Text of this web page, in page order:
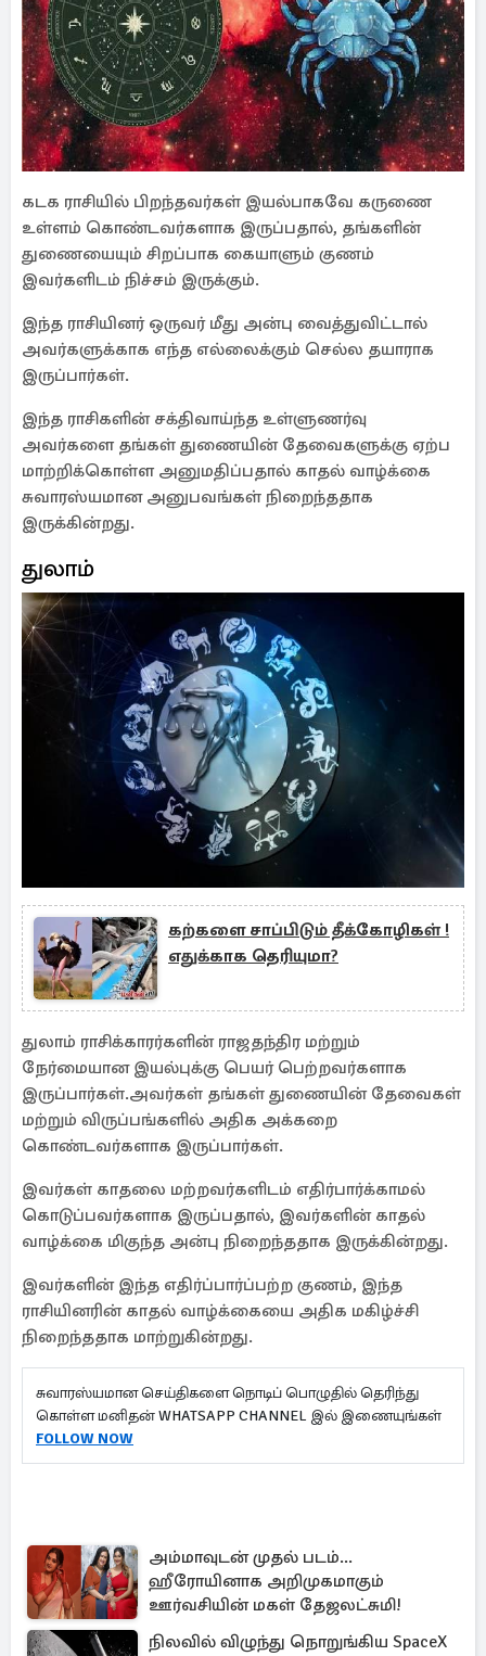
கடக ராசியில் பிறந்தவர்கள் இயல்பாகவே கருணை
உள்ளம் கொண்டவர்களாக இருப்பதால், தங்களின்
துணையையும் சிறப்பாக கையாளும் குணம்
இவர்களிடம் நிச்சம் இருக்கும்.
இந்த ராசியினர் ஒருவர் மீது அன்பு வைத்துவிட்டால்
அவர்களுக்காக எந்த எல்லைக்கும் செல்ல தயாராக
இருப்பார்கள்.
இந்த ராசிகளின் சக்திவாய்ந்த உள்ளுணர்வு
அவர்களை தங்கள் துணையின் தேவைகளுக்கு ஏற்ப
மாற்றிக்கொள்ள அனுமதிப்பதால் காதல் வாழ்க்கை
சுவாரஸ்யமான அனுபவங்கள் நிறைந்ததாக
இருக்கின்றது.
துலாம்
கற்களை சாப்பிடும் தீக்கோழிகள் !
எதுக்காக தெரியுமா?
துலாம் ராசிக்காரர்களின் ராஜதந்திர மற்றும்
நேர்மையான இயல்புக்கு பெயர் பெற்றவர்களாக
இருப்பார்கள்.அவர்கள் தங்கள் துணையின் தேவைகள்
மற்றும் விருப்பங்களில் அதிக அக்கறை
கொண்டவர்களாக இருப்பார்கள்.
இவர்கள் காதலை மற்றவர்களிடம் எதிர்பார்க்காமல்
கொடுப்பவர்களாக இருப்பதால், இவர்களின் காதல்
வாழ்க்கை மிகுந்த அன்பு நிறைந்ததாக இருக்கின்றது.
இவர்களின் இந்த எதிர்ப்பார்ப்பற்ற குணம், இந்த
ராசியினரின் காதல் வாழ்க்கையை அதிக மகிழ்ச்சி
நிறைந்ததாக மாற்றுகின்றது.
சுவாரஸ்யமான செய்திகளை நொடிப் பொழுதில் தெரிந்து
கொள்ள மனிதன் WHATSAPP CHANNEL இல் இணையுங்கள்
FOLLOW NOW
அம்மாவுடன் முதல் படம்...
ஹீரோயினாக அறிமுகமாகும்
ஊர்வசியின் மகள் தேஜலட்சுமி!
நிலவில் விழுந்து நொறுங்கிய SpaceX